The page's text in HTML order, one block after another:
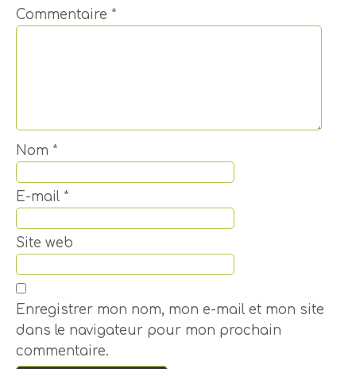
Commentaire *
Nom *
E-mail *
Site web
Enregistrer mon nom, mon e-mail et mon site
dans le navigateur pour mon prochain
commentaire.